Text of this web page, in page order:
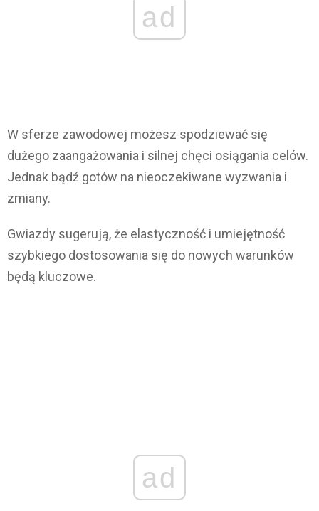
ad
W sferze zawodowej możesz spodziewać się
dużego zaangażowania i silnej chęci osiągania celów.
Jednak bądź gotów na nieoczekiwane wyzwania i
zmiany.
Gwiazdy sugerują, że elastyczność i umiejętność
szybkiego dostosowania się do nowych warunków
będą kluczowe.
ad